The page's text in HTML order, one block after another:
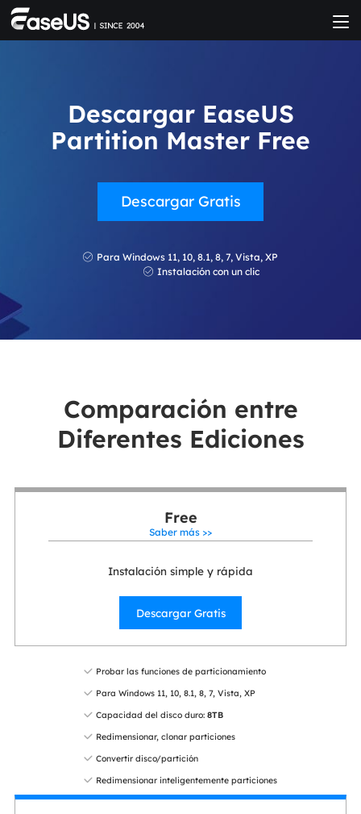
Descargar EaseUS
Partition Master Free
Descargar Gratis
Para Windows 11, 10, 8.1, 8, 7, Vista, XP
Instalación con un clic
Comparación entre
Diferentes Ediciones
Free
Saber más >>
Instalación simple y rápida
Descargar Gratis
Probar las funciones de particionamiento
Para Windows 11, 10, 8.1, 8, 7, Vista, XP
Capacidad del disco duro: 8TB
Redimensionar, clonar particiones
Convertir disco/partición
Redimensionar inteligentemente particiones